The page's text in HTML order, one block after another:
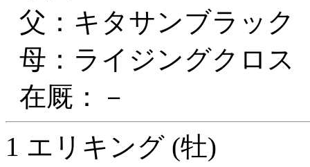
父：キタサンブラック
母：ライジングクロス
在厩：－
1 エリキング (牡)